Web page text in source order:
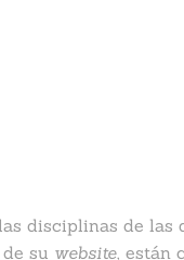
disciplinas de las
su website, están